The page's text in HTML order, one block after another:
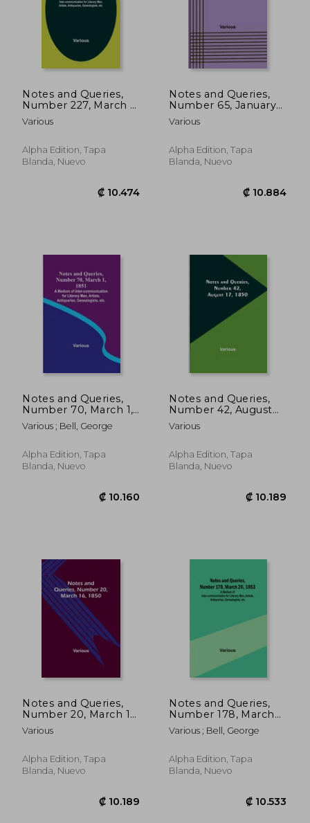
Notes and Queries,
Number 227, March 4,
1854; A Medium of
Inter-communication
Artists, Antiquaries,
Geneologists, etc. (en
Various
Alpha Edition, Tapa
Blanda, Nuevo
Notes and Queries,
Number 65, January
25, 1851 (en Inglés)
Various
Alpha Edition, Tapa
Blanda, Nuevo
Notes and Queries,
Number 70, March 1,
1851; A Medium of
Inter-communication
Artists, Antiquaries,
Genealogists, etc. (en
Various ; Bell, George
Alpha Edition, Tapa
Blanda, Nuevo
Notes and Queries,
Number 42, August
17, 1850 (en Inglés)
Various
Alpha Edition, Tapa
Blanda, Nuevo
Notes and Queries,
Number 20, March 16,
1850 (en Inglés)
Various
Alpha Edition, Tapa
Blanda, Nuevo
Notes and Queries,
Number 178, March
26, 1853; A Medium of
Inter-communication
Artists, Antiquaries,
Genealogists, etc. (en
Various ; Bell, George
Alpha Edition, Tapa
Blanda, Nuevo